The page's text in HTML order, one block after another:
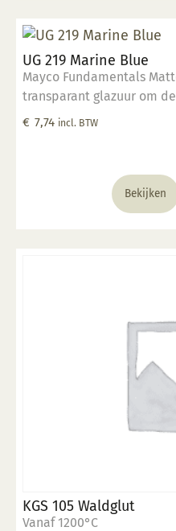
UG 219 Marine Blue
Mayco Fundamentals
transparant glazuur om
Geschikt voor
€ 7,74 incl. BTW
Bekijken
KGS 105 Waldglut
Vanaf 1200°C